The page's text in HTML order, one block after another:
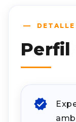
Perfil